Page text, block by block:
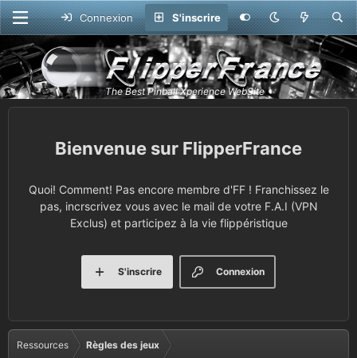
Connexion S'inscrire
FlipperFrance
Quoi! Comment! Pas encore membre d'FF ! Franchissez le
pas, incrscrivez vous avec le mail de votre F.A.I (VPN
Exclus) et participez à la vie flippéristique
Connexion
S'inscrire
Ressources Règles des jeux